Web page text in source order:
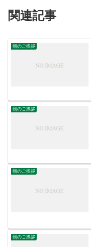
関連記事
朝のご挨拶
朝のご挨拶
朝のご挨拶
朝のご挨拶